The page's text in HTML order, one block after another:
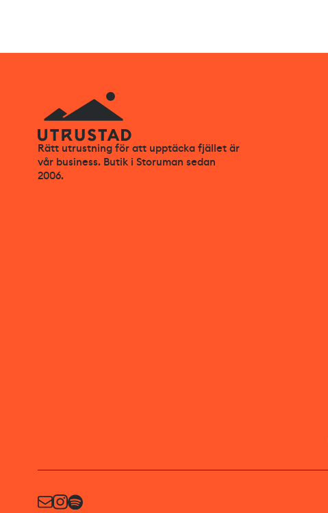
Rätt utrustning för att upptäcka fjället är
vår business. Butik i Storuman sedan
2006.